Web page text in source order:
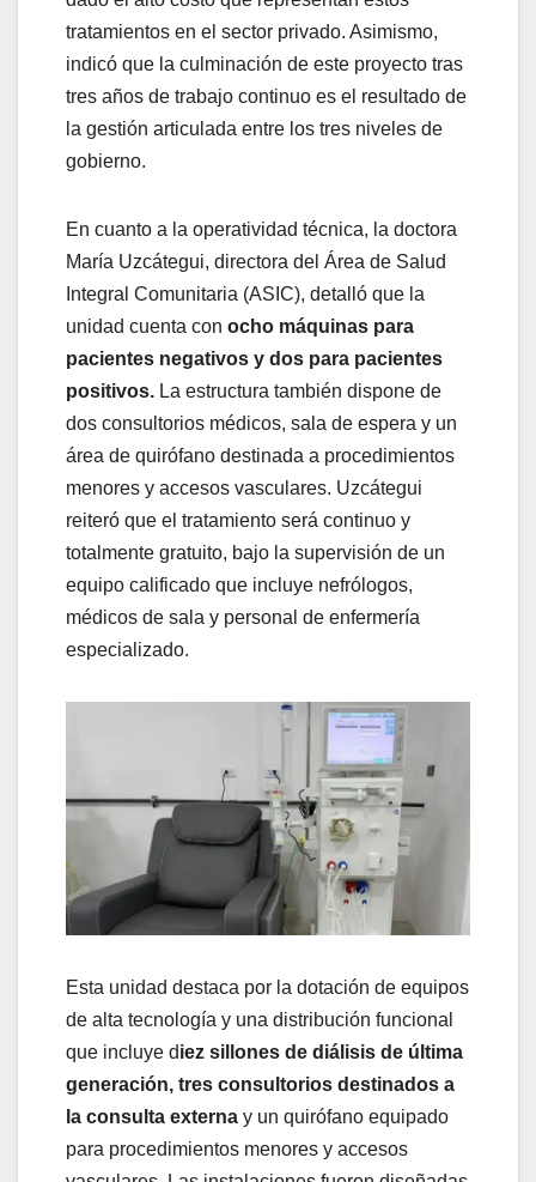
tratamientos en el sector privado. Asimismo,
indicó que la culminación de este proyecto tras
tres años de trabajo continuo es el resultado de
la gestión articulada entre los tres niveles de
gobierno.
En cuanto a la operatividad técnica, la doctora
María Uzcátegui, directora del Área de Salud
Integral Comunitaria (ASIC), detalló que la
unidad cuenta con ocho máquinas para
pacientes negativos y dos para pacientes
positivos. La estructura también dispone de
dos consultorios médicos, sala de espera y un
área de quirófano destinada a procedimientos
menores y accesos vasculares. Uzcátegui
reiteró que el tratamiento será continuo y
totalmente gratuito, bajo la supervisión de un
equipo calificado que incluye nefrólogos,
médicos de sala y personal de enfermería
especializado.
Esta unidad destaca por la dotación de equipos
de alta tecnología y una distribución funcional
que incluye diez sillones de diálisis de última
generación, tres consultorios destinados a
la consulta externa y un quirófano equipado
para procedimientos menores y accesos